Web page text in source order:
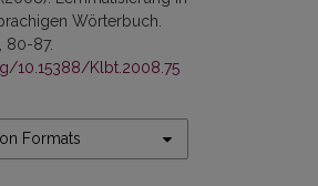
Wörterbuch.
, 80-87.
10.15388/Klbt.2008.75
Formats